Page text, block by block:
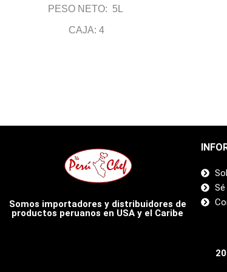
PESO NETO: 5L
CAJA: 4
Somos importadores y distribuidores de
productos peruanos en USA y el Caribe